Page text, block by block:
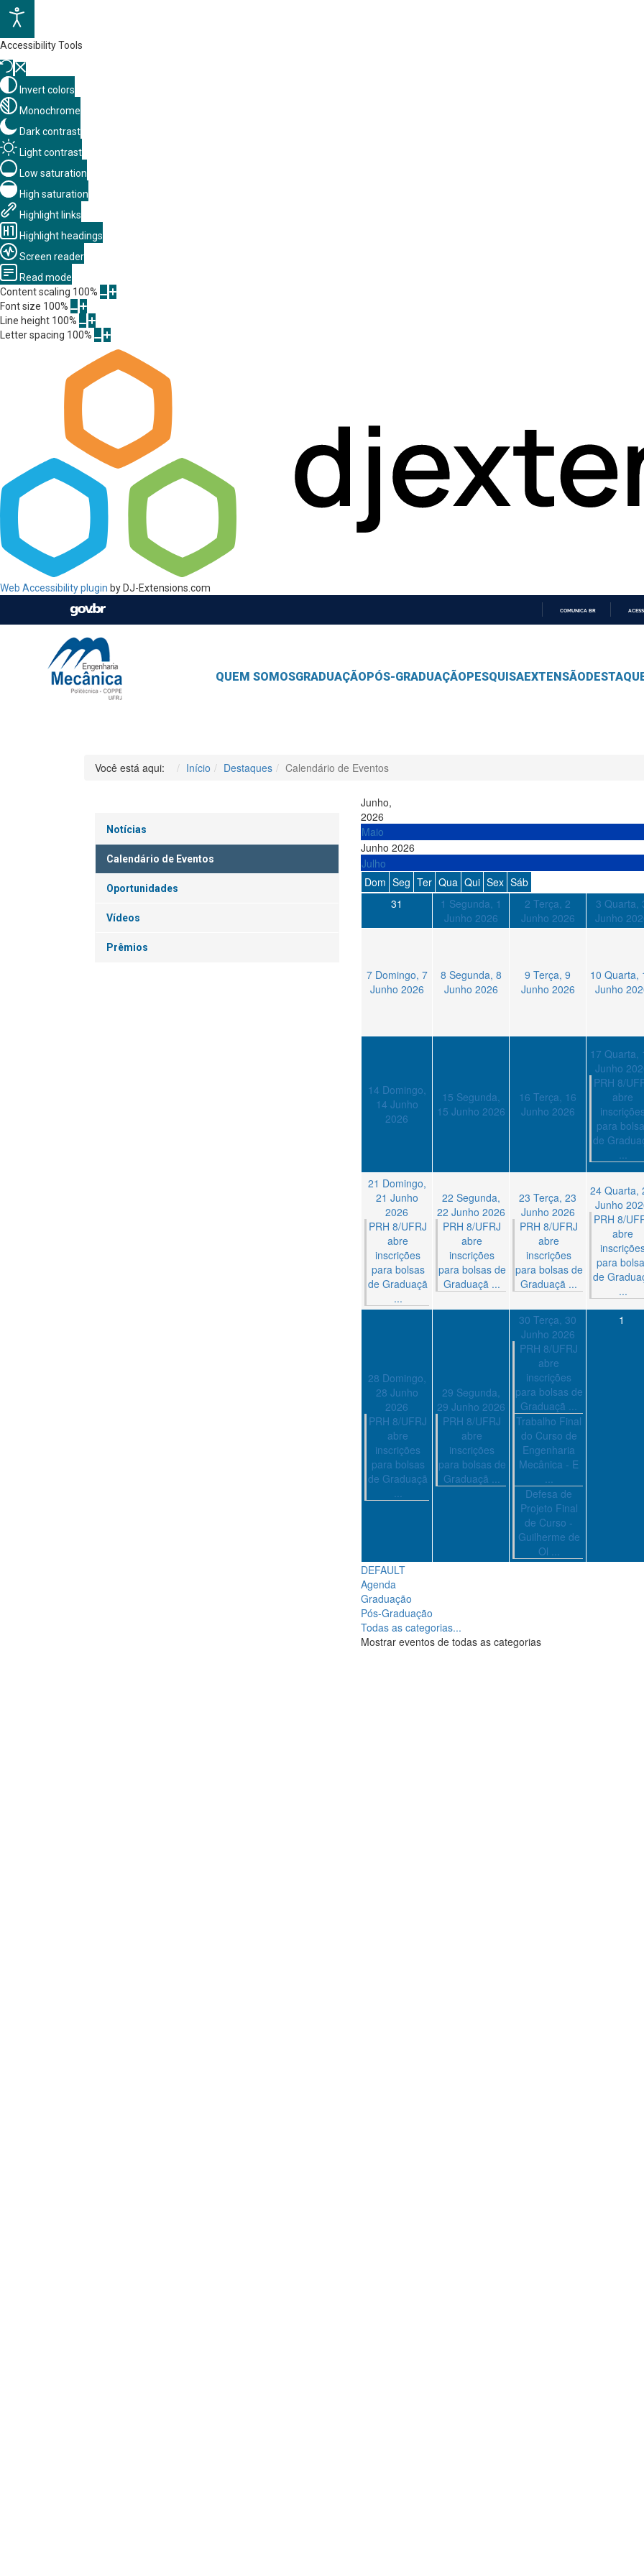
Accessibility Tools
Invert colors
Monochrome
Dark contrast
Light contrast
Low saturation
High saturation
Highlight links
Highlight headings
Screen reader
Read mode
Content scaling 100%
Font size 100%
Line height 100%
Letter spacing 100%
Web Accessibility plugin by DJ-Extensions.com
COMUNICA BR
QUEM SOMOSGRADUAÇÃO PÓS-GRADUAÇÃO PESQUISAEXTENSÃO
Você está aqui: Início Destaques Calendário de Eventos
Notícias
Calendário de Eventos
Oportunidades
Vídeos
Prêmios
Junho,
2026
Maio
Junho 2026
Julho
Dom Seg Ter Qua Qui Sex Sáb
31
1 Segunda, 1
Junho 2026
2 Terça, 2
Junho 2026
3 Quarta,
Junho
7 Domingo, 7
Junho 2026
8 Segunda, 8
Junho 2026
9 Terça, 9
Junho 2026
10 Quarta,
Junho
14 Domingo,
14 Junho
2026
15 Segunda,
15 Junho 2026
16 Terça, 16
Junho 2026
17 Quarta,
Junho
PRH 8/
abre
inscrições
para
de
...
21 Domingo,
21 Junho
2026
PRH 8/UFRJ
abre
inscrições
para bolsas
de Graduaçã
...
22 Segunda,
22 Junho 2026
PRH 8/UFRJ
abre
inscrições
para bolsas de
Graduaçã ...
23 Terça, 23
Junho 2026
PRH 8/UFRJ
abre
inscrições
para bolsas de
Graduaçã ...
24 Quarta,
Junho
PRH 8/
abre
para
de
...
28 Domingo,
28 Junho
2026
PRH 8/UFRJ
abre
inscrições
para bolsas
de Graduaçã
...
29 Segunda,
29 Junho 2026
PRH 8/UFRJ
abre
inscrições
para bolsas de
Graduaçã ...
30 Terça, 30
Junho 2026
PRH 8/UFRJ
abre
inscrições
para bolsas de
Graduaçã ...
Trabalho Final
do Curso de
Engenharia
Mecânica - E
...
Defesa de
Projeto Final
de Curso -
Guilherme de
Ol ...
1
DEFAULT
Agenda
Graduação
Pós-Graduação
Todas as categorias...
Mostrar eventos de todas as categorias